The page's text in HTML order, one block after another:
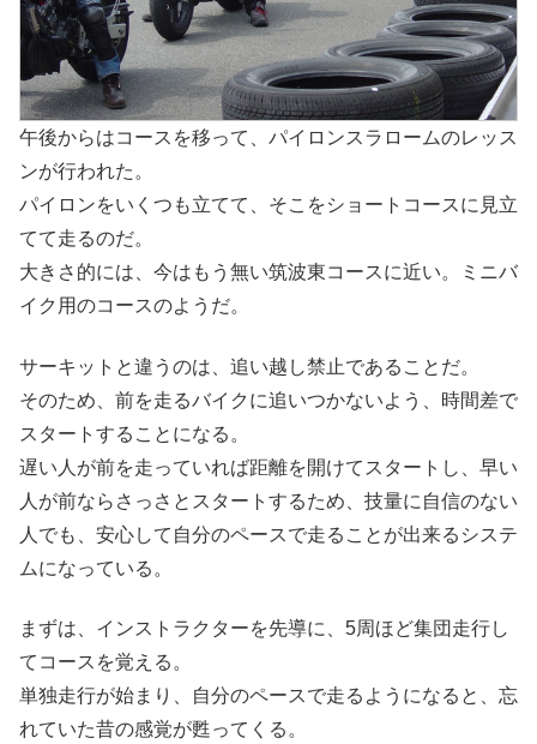
午後からはコースを移って、パイロンスラロームのレッス
ンが行われた。
パイロンをいくつも立てて、そこをショートコースに見立
てて走るのだ。
大きさ的には、今はもう無い筑波東コースに近い。ミニバ
イク用のコースのようだ。
サーキットと違うのは、追い越し禁止であることだ。
そのため、前を走るバイクに追いつかないよう、時間差で
スタートすることになる。
遅い人が前を走っていれば距離を開けてスタートし、早い
人が前ならさっさとスタートするため、技量に自信のない
人でも、安心して自分のペースで走ることが出来るシステ
ムになっている。
まずは、インストラクターを先導に、5周ほど集団走行し
てコースを覚える。
単独走行が始まり、自分のペースで走るようになると、忘
れていた昔の感覚が甦ってくる。